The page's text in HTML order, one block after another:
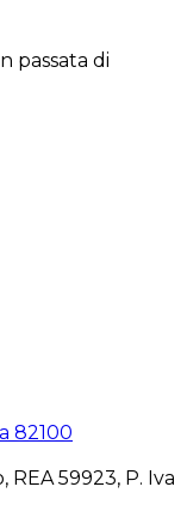
passata di
82100
59923, P. Iva